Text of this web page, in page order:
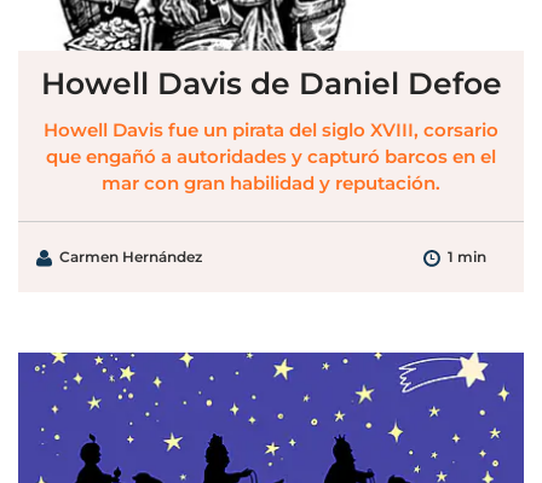
Howell Davis de Daniel Defoe
Howell Davis fue un pirata del siglo XVIII, corsario
que engañó a autoridades y capturó barcos en el
mar con gran habilidad y reputación.
Carmen Hernández 1 min